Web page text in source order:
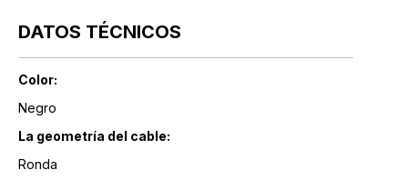
DATOS TÉCNICOS
Color:
Negro
La geometría del cable:
Ronda